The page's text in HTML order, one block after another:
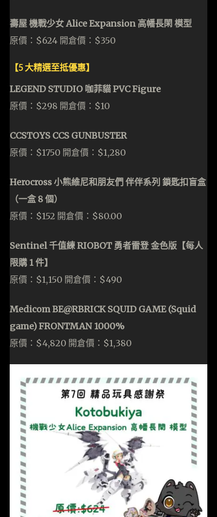
壽屋 機戰少女 Alice Expansion 高幡長閑 模型
原價：$624 開倉價：$350
【5 大精選至抵優惠】
LEGEND STUDIO 咖菲貓 PVC Figure
原價：$298 開倉價：$10
CCSTOYS CCS GUNBUSTER
原價：$1750 開倉價：$1,280
Herocross 小熊維尼和朋友們 伴伴系列 鎖匙扣盲盒
（一盒 8 個）
原價：$152 開倉價：$80.00
Sentinel 千值練 RIOBOT 勇者雷登 金色版【每人
限購 1 件】
原價：$1,150 開倉價：$490
Medicom BE@RBRICK SQUID GAME (Squid
game) FRONTMAN 1000%
原價：$4,820 開倉價：$1,380